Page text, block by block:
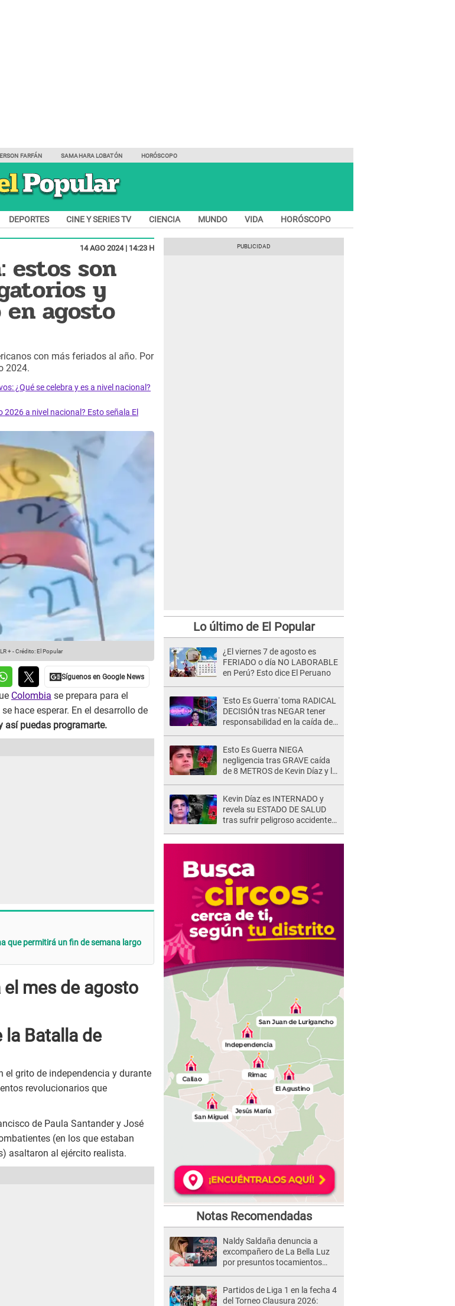
FARFÁN SAMAHARA LOBATÓN HORÓSCOPO
DEPORTES CINE Y SERIES TV CIENCIA MUNDO VIDA HORÓSCOPO
14 AGO 2024 | 14:23 H
estos son
y
agosto
con más feriados al año. Por
2024.
¿Qué se celebra y es a nivel nacional?
a nivel nacional? Esto señala El
+-Crédito: El Popular
Colombia se prepara para el
hace esperar. En el desarrollo de
así puedas programarte.
que permitirá un fin de semana largo
mes de agosto
la Batalla de
el grito de independencia y durante
revolucionarios que
de Paula Santander y José
(en los que estaban
asaltaron al ejército realista.
Lo último de El Popular
¿El viernes 7 de agosto es
FERIADO o día NO LABORABLE
en Perú? Esto dice El Peruano
'Esto Es Guerra' toma RADICAL
DECISIÓN tras NEGAR tener
responsabilidad en la caída de
Esto Es Guerra NIEGA
negligencia tras GRAVE caída
de 8 METROS de Kevin Díaz y lo
Kevin Díaz es INTERNADO y
revela su ESTADO DE SALUD
tras sufrir peligroso accidente
Notas Recomendadas
Naldy Saldaña denuncia a
excompañero de La Bella Luz
por presuntos tocamientos
Partidos de Liga 1 en la fecha 4
del Torneo Clausura 2026: